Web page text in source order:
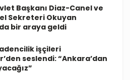
Başkanı Diaz-Canel ve
Sekreteri Okuyan
bir araya geldi
işçileri
seslendi: “Ankara’dan